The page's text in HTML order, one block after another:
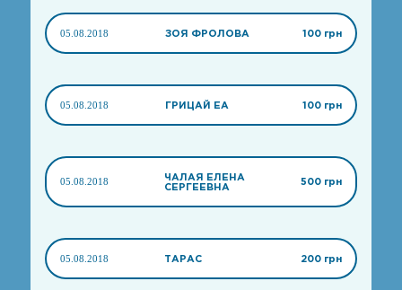
05.08.2018 ЗОЯ ФРОЛОВА 100 грн
05.08.2018 ГРИЦАЙ ЕА 100 грн
05.08.2018
ЧАЛАЯ ЕЛЕНА
СЕРГЕЕВНА
500 грн
05.08.2018 ТАРАС 200 грн